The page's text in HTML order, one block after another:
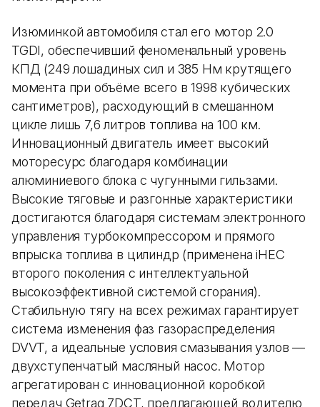
Изюминкой автомобиля стал его мотор 2.0
TGDI, обеспечивший феноменальный уровень
КПД (249 лошадиных сил и 385 Нм крутящего
момента при объёме всего в 1998 кубических
сантиметров), расходующий в смешанном
цикле лишь 7,6 литров топлива на 100 км.
Инновационный двигатель имеет высокий
моторесурс благодаря комбинации
алюминиевого блока с чугунными гильзами.
Высокие тяговые и разгонные характеристики
достигаются благодаря системам электронного
управления турбокомпрессором и прямого
впрыска топлива в цилиндр (применена iHEC
второго поколения с интеллектуальной
высокоэффективной системой сгорания).
Стабильную тягу на всех режимах гарантирует
система изменения фаз газораспределения
DVVT, а идеальные условия смазывания узлов —
двухступенчатый масляный насос. Мотор
агрегатирован с инновационной коробкой
передач Getrag 7DCT, предлагающей водителю